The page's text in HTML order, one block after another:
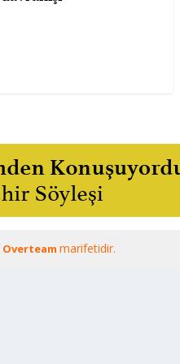
Overteammarifetidir.